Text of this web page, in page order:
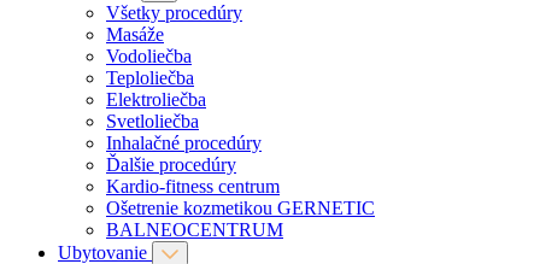
Všetky procedúry
Masáže
Vodoliečba
Teploliečba
Elektroliečba
Svetloliečba
Inhalačné procedúry
Ďalšie procedúry
Kardio-fitness centrum
Ošetrenie kozmetikou GERNETIC
BALNEOCENTRUM
Ubytovanie